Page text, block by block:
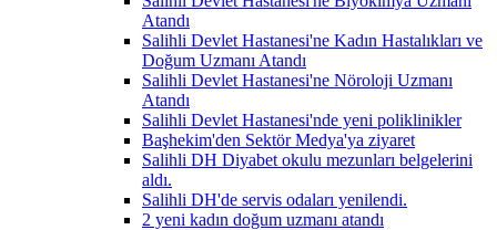
Atandı
Salihli Devlet Hastanesi'ne Kadın Hastalıkları ve
Doğum Uzmanı Atandı
Salihli Devlet Hastanesi'ne Nöroloji Uzmanı
Atandı
Salihli Devlet Hastanesi'nde yeni poliklinikler
Başhekim'den Sektör Medya'ya ziyaret
Salihli DH Diyabet okulu mezunları belgelerini
aldı.
Salihli DH'de servis odaları yenilendi.
2 yeni kadın doğum uzmanı atandı